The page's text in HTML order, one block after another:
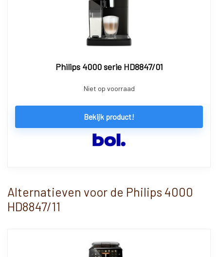
Philips 4000 serie HD8847/01
Niet op voorraad
Bekijk product!
Alternatieven voor de Philips 4000
HD8847/11